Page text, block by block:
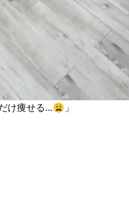
け痩せる…😩」